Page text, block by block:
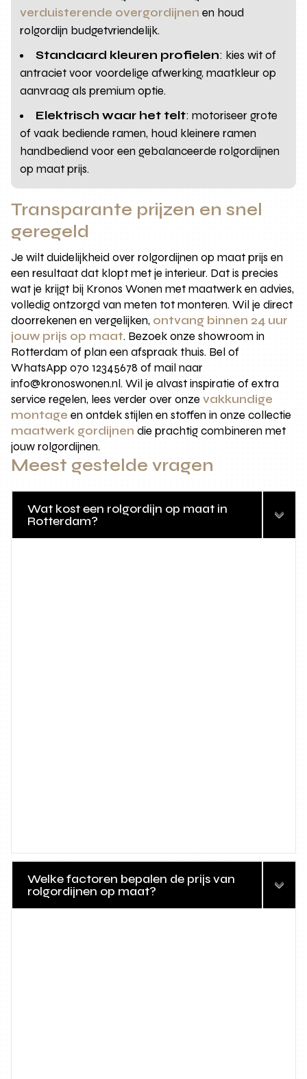
verduisterende overgordijnen en houd
rolgordijn budgetvriendelijk.
Standaard kleuren profielen: kies wit of
antraciet voor voordelige afwerking, maatkleur op
aanvraag als premium optie.
Elektrisch waar het telt: motoriseer grote
of vaak bediende ramen, houd kleinere ramen
handbediend voor een gebalanceerde rolgordijnen
op maat prijs.
Transparante prijzen en snel
geregeld
Je wilt duidelijkheid over rolgordijnen op maat prijs en
een resultaat dat klopt met je interieur. Dat is precies
wat je krijgt bij Kronos Wonen met maatwerk en advies,
volledig ontzorgd van meten tot monteren. Wil je direct
doorrekenen en vergelijken, ontvang binnen 24 uur
jouw prijs op maat. Bezoek onze showroom in
Rotterdam of plan een afspraak thuis. Bel of
WhatsApp 070 12345678 of mail naar
info@kronoswonen.nl. Wil je alvast inspiratie of extra
service regelen, lees verder over onzevakkundige
montage en ontdek stijlen en stoffen in onze collectie
maatwerk gordijnen die prachtig combineren met
jouw rolgordijnen.
Meest gestelde vragen
Wat kost een rolgordijn op maat in
Rotterdam?
Welke factoren bepalen de prijs van
rolgordijnen op maat?